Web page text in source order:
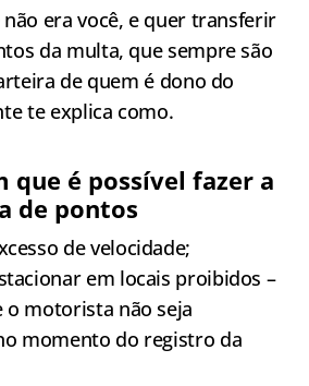
não era você, e quer transferir
da multa, que sempre são
de quem é dono do
te explica como.
que é possível fazer a
de pontos
de velocidade;
em locais proibidos –
o motorista não seja
momento do registro da